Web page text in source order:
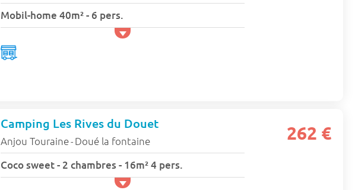
Mobil-home 40m² - 6 pers.
Camping Les Rives du Douet
Anjou Touraine- Doué la fontaine
Coco sweet - 2 chambres - 16m² 4 pers.
262 €